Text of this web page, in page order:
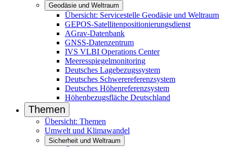
Geodäsie und Weltraum
Übersicht: Servicestelle Geodäsie und Weltraum
GEPOS-Satellitenpositionierungsdienst
AGrav-Datenbank
GNSS-Datenzentrum
IVS VL­BI Operations Center
Meeresspiegelmonitoring
Deutsches Lagebezugssystem
Deutsches Schwerereferenzsystem
Deutsches Höhenreferenzsystem
Höhenbezugsfläche Deutschland
Themen
Übersicht: Themen
Umwelt und Klimawandel
Sicherheit und Weltraum